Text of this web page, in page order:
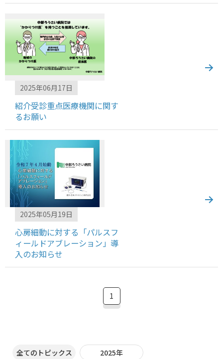
2025年06月17日
紹介受診重点医療機関に関す
るお願い
2025年05月19日
心房細動に対する「パルスフ
ィールドアブレーション」導
入のお知らせ
1
全てのトピックス 2025年